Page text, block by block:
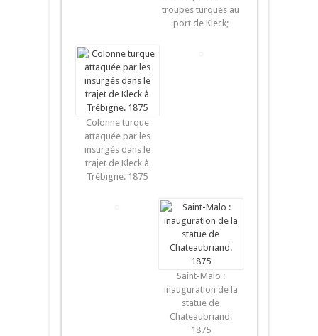
troupes turques au
port de Kleck;
Colonne turque
attaquée par les
insurgés dans le
trajet de Kleck à
Trébigne. 1875
Saint-Malo :
inauguration de la
statue de
Chateaubriand.
1875